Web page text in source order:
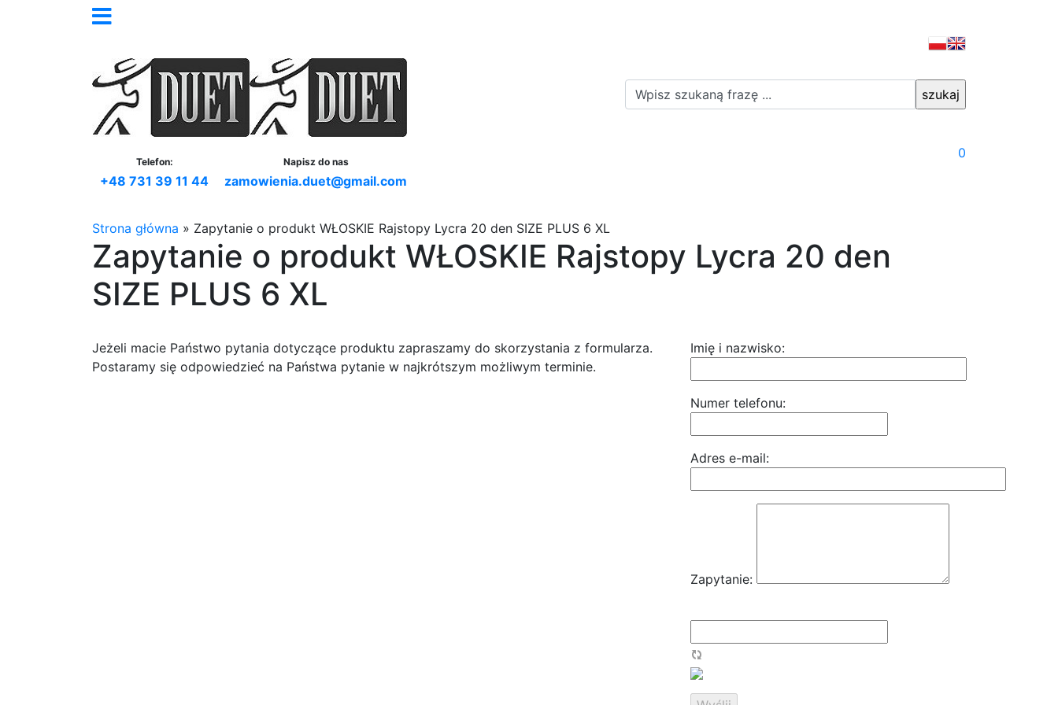
Telefon:
+48 731 39 11 44
Napisz do nas
zamowienia.duet@gmail.com
0
Strona główna » Zapytanie o produkt WŁOSKIE Rajstopy Lycra 20 den SIZE PLUS 6 XL
Zapytanie o produkt WŁOSKIE Rajstopy Lycra 20 den
SIZE PLUS 6 XL
Jeżeli macie Państwo pytania dotyczące produktu zapraszamy do skorzystania z formularza.
Postaramy się odpowiedzieć na Państwa pytanie w najkrótszym możliwym terminie.
Imię i nazwisko:
Numer telefonu:
Adres e-mail:
Zapytanie: